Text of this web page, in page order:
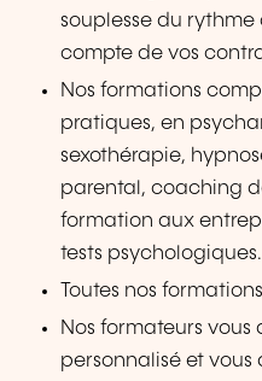
souplesse du
compte de vos
Nos formations
pratiques, en
sexothérapie,
parental, coaching
formation aux
tests psychologiques.
Toutes nos
Nos formateurs vous
personnalisé et vous